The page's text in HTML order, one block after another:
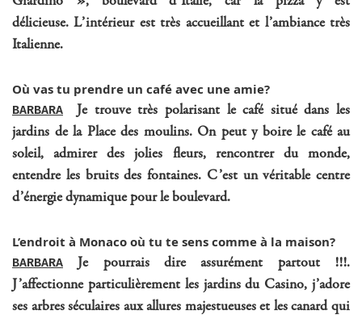
délicieuse. L’intérieur est très accueillant et l’ambiance très
Italienne.
Où vas tu prendre un café avec une amie?
BARBARA Je trouve très polarisant le café situé dans les
jardins de la Place des moulins. On peut y boire le café au
soleil, admirer des jolies fleurs, rencontrer du monde,
entendre les bruits des fontaines. C’est un véritable centre
d’énergie dynamique pour le boulevard.
L’endroit à Monaco où tu te sens comme à la maison?
BARBARA Je pourrais dire assurément partout !!!.
J’affectionne particulièrement les jardins du Casino, j’adore
ses arbres séculaires aux allures majestueuses et les canard qui